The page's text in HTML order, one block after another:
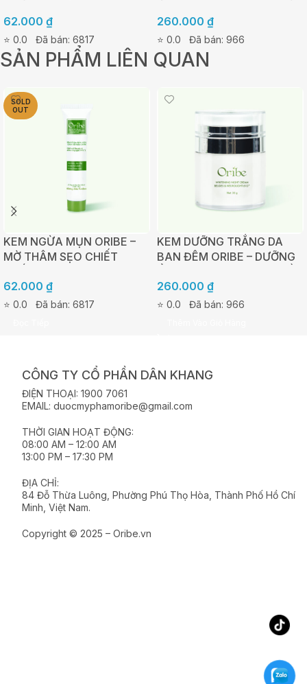
TUÝP 20G
62.000 ₫
⭐ 0.0 Đã bán: 6817
DA 30G
260.000 ₫
⭐ 0.0 Đã bán: 966
SẢN PHẨM LIÊN QUAN
SOLD
OUT
KEM NGỪA MỤN ORIBE –
MỜ THÂM SẸO CHIẾT
TUÝP 20G
62.000 ₫
⭐ 0.0 Đã bán: 6817
KEM DƯỠNG TRẮNG DA
BAN ĐÊM ORIBE – DƯỠNG
DA 30G
260.000 ₫
⭐ 0.0 Đã bán: 966
CÔNG TY CỔ PHẦN DÂN KHANG
ĐIỆN THOẠI: 1900 7061
EMAIL: duocmyphamoribe@gmail.com
THỜI GIAN HOẠT ĐỘNG:
08:00 AM – 12:00 AM
13:00 PM – 17:30 PM
ĐỊA CHỈ:
84 Đỗ Thừa Luông, Phường Phú Thọ Hòa, Thành Phố Hồ Chí
Minh, Việt Nam.
Copyright © 2025 – Oribe.vn